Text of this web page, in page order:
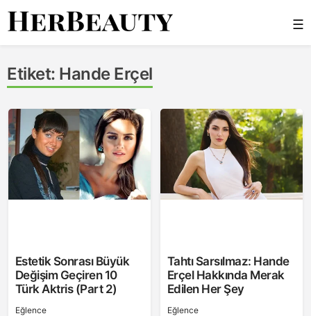
Skip
☰
Etiket: Hande Erçel
Estetik Sonrası Büyük
Değişim Geçiren 10
Türk Aktris (Part 2)
Eğlence
Tahtı Sarsılmaz: Hande
Erçel Hakkında Merak
Edilen Her Şey
Eğlence